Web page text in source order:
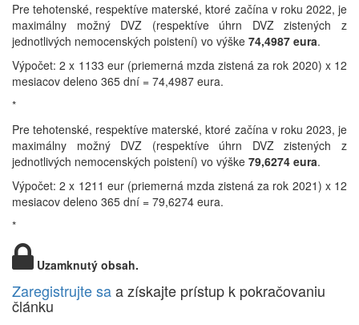
Pre tehotenské, respektíve materské, ktoré začína v roku 2022, je
maximálny možný DVZ (respektíve úhrn DVZ zistených z
jednotlivých nemocenských poistení) vo výške 74,4987 eura.
Výpočet: 2 x 1133 eur (priemerná mzda zistená za rok 2020) x 12
mesiacov deleno 365 dní = 74,4987 eura.
*
Pre tehotenské, respektíve materské, ktoré začína v roku 2023, je
maximálny možný DVZ (respektíve úhrn DVZ zistených z
jednotlivých nemocenských poistení) vo výške 79,6274 eura.
Výpočet: 2 x 1211 eur (priemerná mzda zistená za rok 2021) x 12
mesiacov deleno 365 dní = 79,6274 eura.
*
Uzamknutý obsah.
Zaregistrujte saa získajte prístup k pokračovaniu
článku